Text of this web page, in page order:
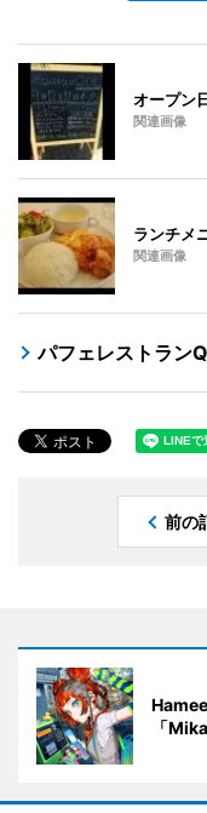
オープン
関連画像
ランチメ
関連画像
パフェレストラン
前の
「